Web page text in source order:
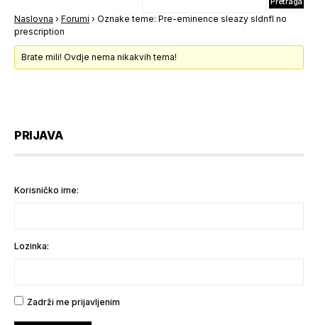
Naslovna › Forumi › Oznake teme: Pre-eminence sleazy sldnfl no
prescription
Brate mili! Ovdje nema nikakvih tema!
PRIJAVA
Korisničko ime:
Lozinka:
Zadrži me prijavljenim